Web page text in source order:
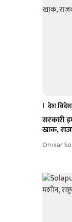
देश विदेश
सरकारी
खाक,
Omkar